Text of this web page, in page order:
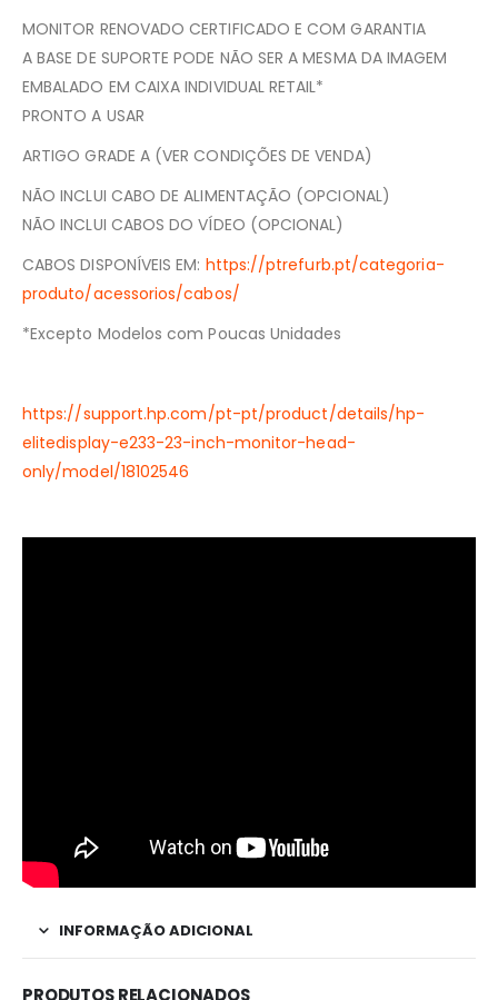
MONITOR RENOVADO CERTIFICADO E COM GARANTIA
A BASE DE SUPORTE PODE NÃO SER A MESMA DA IMAGEM
EMBALADO EM CAIXA INDIVIDUAL RETAIL*
PRONTO A USAR
ARTIGO GRADE A (VER CONDIÇÕES DE VENDA)
NÃO INCLUI CABO DE ALIMENTAÇÃO (OPCIONAL)
NÃO INCLUI CABOS DO VÍDEO (OPCIONAL)
CABOS DISPONÍVEIS EM: https://ptrefurb.pt/categoria-
produto/acessorios/cabos/
*Excepto Modelos com Poucas Unidades
https://support.hp.com/pt-pt/product/details/hp-
elitedisplay-e233-23-inch-monitor-head-
only/model/18102546
INFORMAÇÃO ADICIONAL